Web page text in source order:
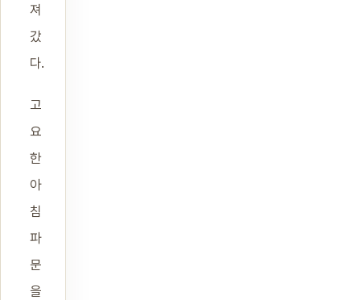
져
갔
다.
고
요
한
아
침
파
문
을